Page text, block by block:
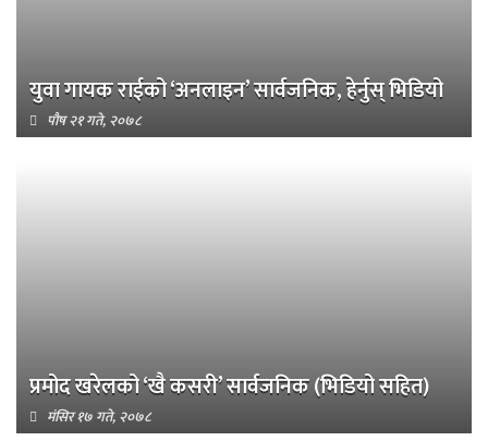
युवा गायक राईको ‘अनलाइन’ सार्वजनिक, हेर्नुस् भिडियो
पौष २१ गते, २०७८
प्रमोद खरेलको ‘खै कसरी’ सार्वजनिक (भिडियो सहित)
मंसिर १७ गते, २०७८